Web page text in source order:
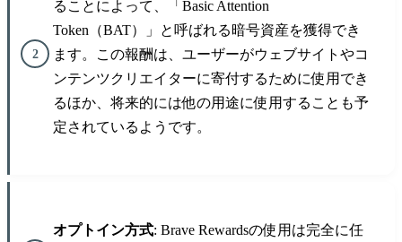
ることによって、「Basic Attention
Token（BAT）」と呼ばれる暗号資産を獲得でき
ます。この報酬は、ユーザーがウェブサイトやコ
ンテンツクリエイターに寄付するために使用でき
るほか、将来的には他の用途に使用することも予
定されているようです。
オプトイン方式: Brave Rewardsの使用は完全に任